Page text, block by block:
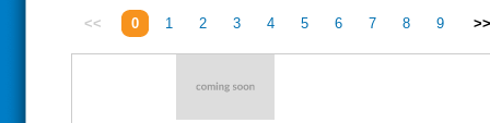
<< 0 1 2 3 4 5 6 7 8 9 >>